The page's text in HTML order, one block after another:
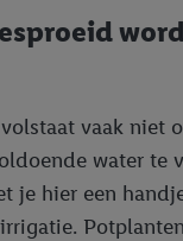
vaak niet
water te
je hier een